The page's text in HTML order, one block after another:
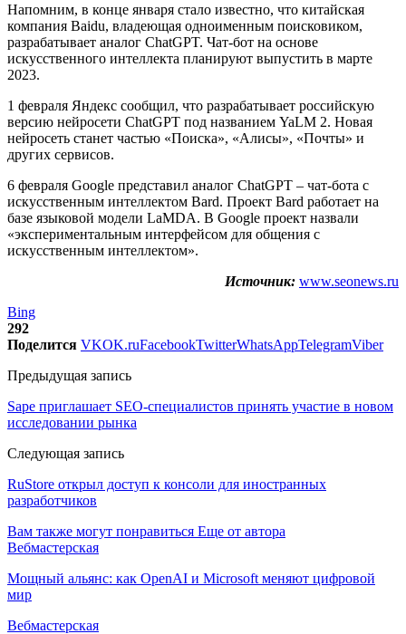
Напомним, в конце января стало известно, что китайская
компания Baidu, владеющая одноименным поисковиком,
разрабатывает аналог ChatGPT. Чат-бот на основе
искусственного интеллекта планируют выпустить в марте
2023.
1 февраля Яндекс сообщил, что разрабатывает российскую
версию нейросети ChatGPT под названием YaLM 2. Новая
нейросеть станет частью «Поиска», «Алисы», «Почты» и
других сервисов.
6 февраля Google представил аналог ChatGPT – чат-бота с
искусственным интеллектом Bard. Проект Bard работает на
базе языковой модели LaMDA. В Google проект назвали
«экспериментальным интерфейсом для общения с
искусственным интеллектом».
Источник: www.seonews.ru
Bing
292
Поделится VKOK.ruFacebookTwitterWhatsAppTelegramViber
Предыдущая запись
Sape приглашает SEO-специалистов принять участие в новом
исследовании рынка
Следующая запись
RuStore открыл доступ к консоли для иностранных
разработчиков
Вам также могут понравиться Еще от автора
Вебмастерская
Мощный альянс: как OpenAI и Microsoft меняют цифровой
мир
Вебмастерская